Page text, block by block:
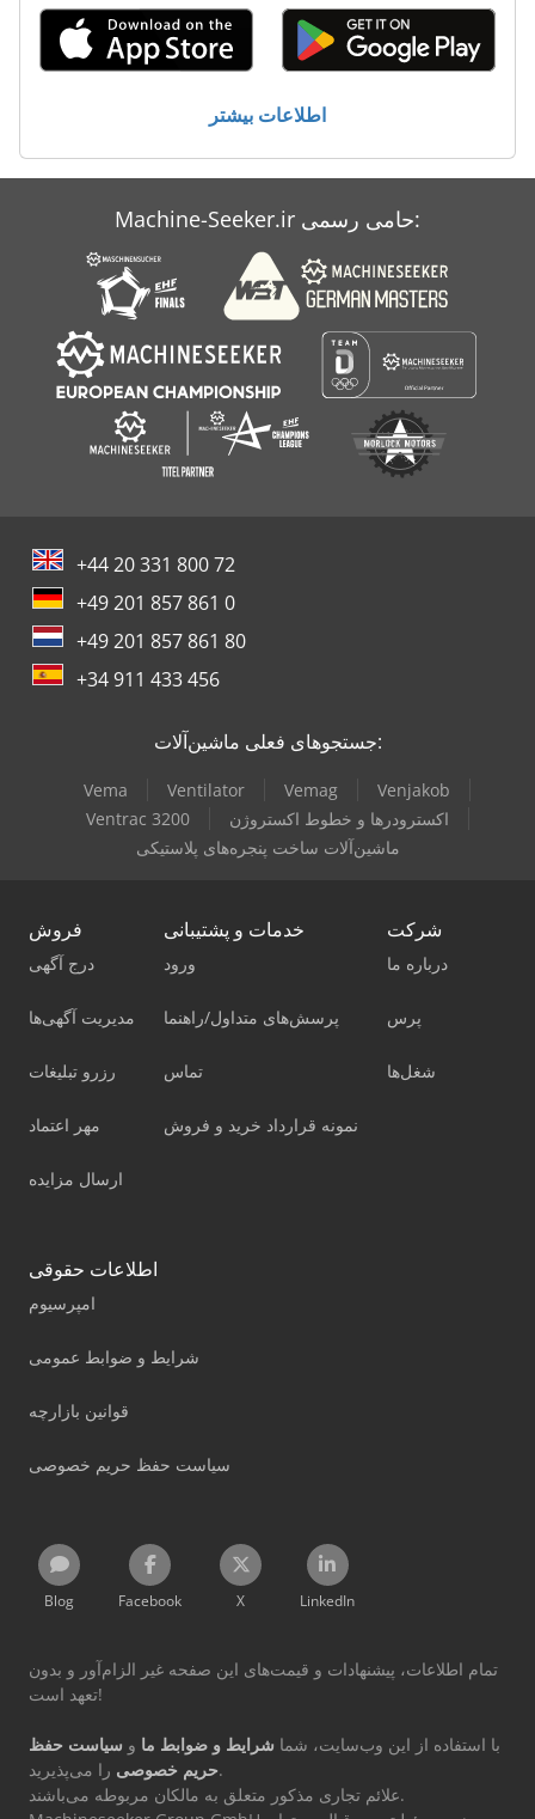
اطلاعات بیشتر
Machine-Seeker.ir حامی رسمی:
+44 20 331 800 72
+49 201 857 861 0
+49 201 857 861 80
+34 911 433 456
جستجوهای فعلی ماشین‌آلات:
Vema Ventilator Vemag
Venjakob
Ventrac 3200
اکسترودرها و خطوط اکستروژن
ماشین‌آلات ساخت پنجره‌های پلاستیکی
فروش
درج آگهی
مدیریت آگهی‌ها
رزرو تبلیغات
مهر اعتماد
ارسال مزایده
خدمات و پشتیبانی
ورود
پرسش‌های متداول/راهنما
تماس
نمونه قرارداد خرید و فروش
شرکت
درباره ما
پرس
شغل‌ها
اطلاعات حقوقی
امپرسیوم
شرایط و ضوابط عمومی
قوانین بازارچه
سیاست حفظ حریم خصوصی
Blog Facebook X LinkedIn
تمام اطلاعات، پیشنهادات و قیمت‌های این صفحه غیر الزام‌آور و بدون
تعهد است!
با استفاده از این وب‌سایت، شما شرایط و ضوابط ما و سیاست حفظ
حریم خصوصیرا می‌پذیرید.
علائم تجاری مذکور متعلق به مالکان مربوطه می‌باشند.